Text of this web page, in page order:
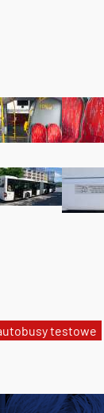
testowe